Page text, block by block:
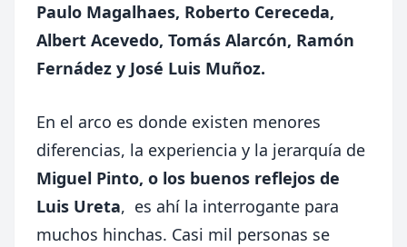
Paulo Magalhaes, Roberto Cereceda,
Albert Acevedo, Tomás Alarcón, Ramón
Fernádez y José Luis Muñoz.
En el arco es donde existen menores
diferencias, la experiencia y la jerarquía de
Miguel Pinto, o los buenos reflejos de
Luis Ureta, es ahí la interrogante para
muchos hinchas. Casi mil personas se